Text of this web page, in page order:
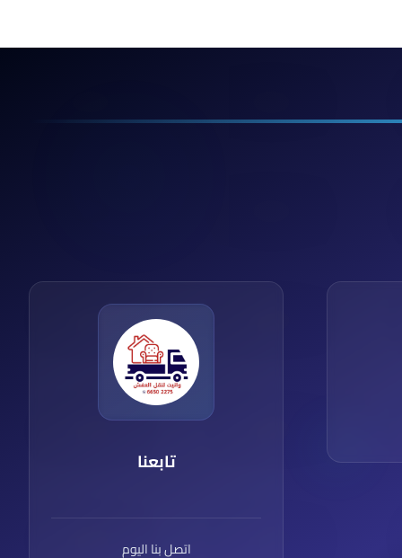
تابعنا
اتصل بنا اليوم